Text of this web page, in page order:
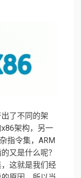
了不同的架
架构，另一
指令集，ARM
又是什么呢？
这就是我们经